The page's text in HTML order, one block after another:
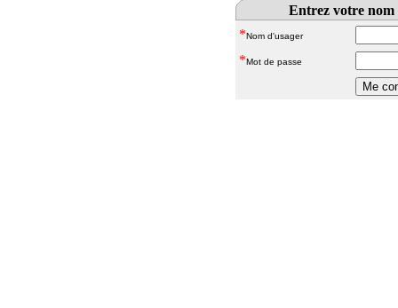
Entrez votre nom
*Nom d'usager
*Mot de passe